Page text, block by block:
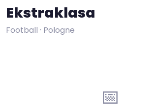
Ekstraklasa
Football · Pologne
📅